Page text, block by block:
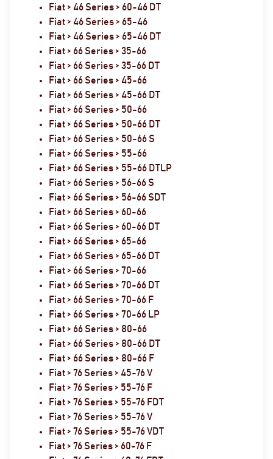
Fiat > 46 Series > 60-46 DT
Fiat > 46 Series > 65-46
Fiat > 46 Series > 65-46 DT
Fiat > 66 Series > 35-66
Fiat > 66 Series > 35-66 DT
Fiat > 66 Series > 45-66
Fiat > 66 Series > 45-66 DT
Fiat > 66 Series > 50-66
Fiat > 66 Series > 50-66 DT
Fiat > 66 Series > 50-66 S
Fiat > 66 Series > 55-66
Fiat > 66 Series > 55-66 DTLP
Fiat > 66 Series > 56-66 S
Fiat > 66 Series > 56-66 SDT
Fiat > 66 Series > 60-66
Fiat > 66 Series > 60-66 DT
Fiat > 66 Series > 65-66
Fiat > 66 Series > 65-66 DT
Fiat > 66 Series > 70-66
Fiat > 66 Series > 70-66 DT
Fiat > 66 Series > 70-66 F
Fiat > 66 Series > 70-66 LP
Fiat > 66 Series > 80-66
Fiat > 66 Series > 80-66 DT
Fiat > 66 Series > 80-66 F
Fiat > 76 Series > 45-76 V
Fiat > 76 Series > 55-76 F
Fiat > 76 Series > 55-76 FDT
Fiat > 76 Series > 55-76 V
Fiat > 76 Series > 55-76 VDT
Fiat > 76 Series > 60-76 F